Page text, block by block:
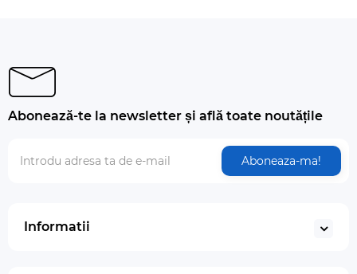
Abonează-te la newsletter și află toate noutățile
Aboneaza-ma!
Informatii